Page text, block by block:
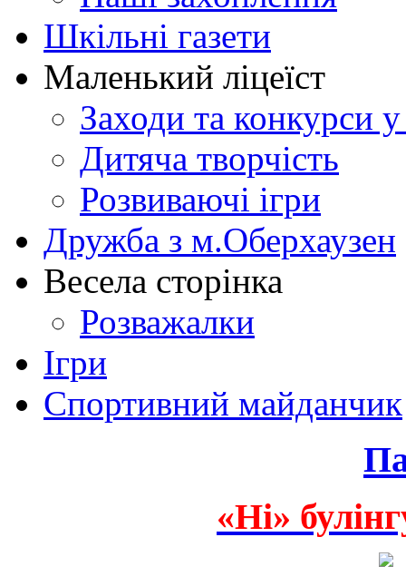
Шкільні газети
Маленький ліцеїст
Заходи та конкурси у
Дитяча творчість
Розвиваючі ігри
Дружба з м.Оберхаузен
Весела сторінка
Розважалки
Ігри
Спортивний майданчик
«Ні»